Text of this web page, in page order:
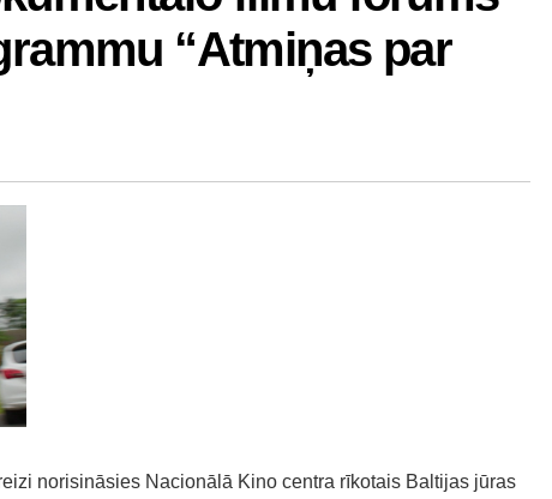
“Atmiņas par
norisināsies Nacionālā Kino centra rīkotais Baltijas jūras